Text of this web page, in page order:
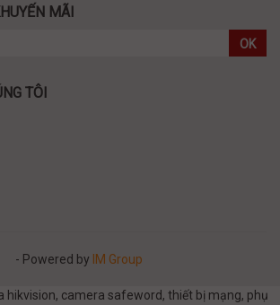
MÃI
OK
TÔI
- Powered by IM Group
hikvision, camera safeword, thiết bị mạng, phụ